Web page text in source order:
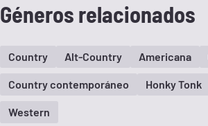
Géneros relacionados
Country Alt-Country Americana
Country contemporáneo Honky Tonk
Western